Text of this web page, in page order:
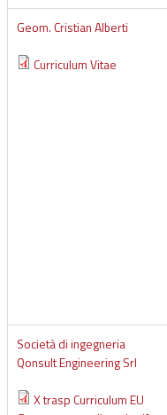
Geom. Cristian Alberti
Curriculum Vitae
Società di ingegneria
Qonsult Engineering Srl
X trasp Curriculum EU